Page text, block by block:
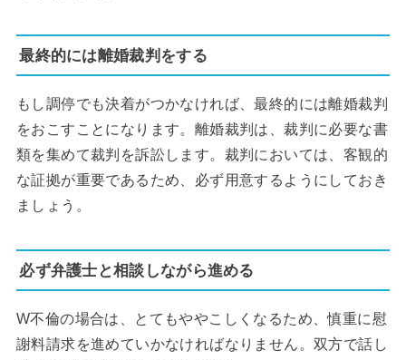
最終的には離婚裁判をする
もし調停でも決着がつかなければ、最終的には離婚裁判
をおこすことになります。離婚裁判は、裁判に必要な書
類を集めて裁判を訴訟します。裁判においては、客観的
な証拠が重要であるため、必ず用意するようにしておき
ましょう。
必ず弁護士と相談しながら進める
W不倫の場合は、とてもややこしくなるため、慎重に慰
謝料請求を進めていかなければなりません。双方で話し